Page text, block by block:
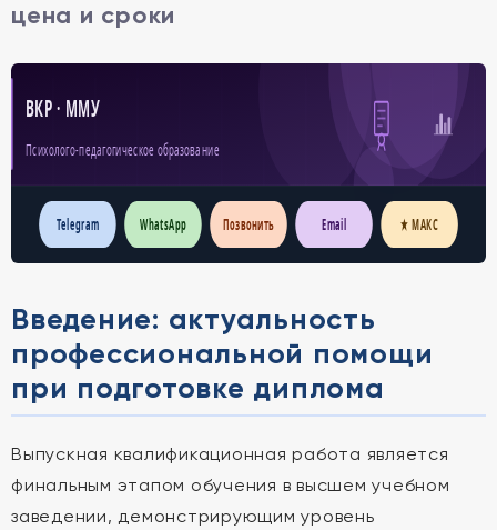
цена и сроки
ВКР · ММУ
Психолого-педагогическое образование
Telegram WhatsApp Позвонить Email ★ МАКС
Введение: актуальность
профессиональной помощи
при подготовке диплома
Выпускная квалификационная работа является
финальным этапом обучения в высшем учебном
заведении, демонстрирующим уровень